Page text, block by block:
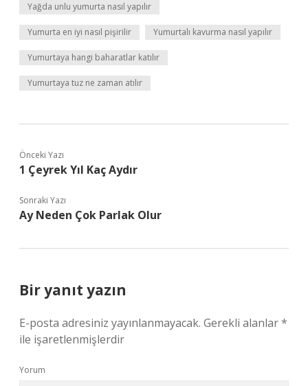
Yağda unlu yumurta nasıl yapılır
Yumurta en iyi nasıl pişirilir Yumurtalı kavurma nasıl yapılır
Yumurtaya hangi baharatlar katılır
Yumurtaya tuz ne zaman atılır
Önceki Yazı
1 Çeyrek Yıl Kaç Aydır
Sonraki Yazı
Ay Neden Çok Parlak Olur
Bir yanıt yazın
E-posta adresiniz yayınlanmayacak. Gerekli alanlar*
ile işaretlenmişlerdir
Yorum